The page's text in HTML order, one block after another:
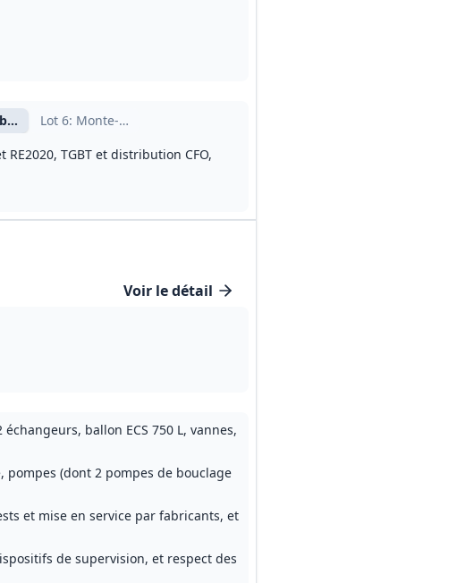
et finitions
CVC et électricité CFO‑CFA
Lot 6: Monte‑charge 2000 kg
RE2020, TGBT et distribution CFO,
Voir le détail
ballon ECS 750 L, vannes,
pompes (dont 2 pompes de bouclage
et mise en service par fabricants, et
de supervision, et respect des